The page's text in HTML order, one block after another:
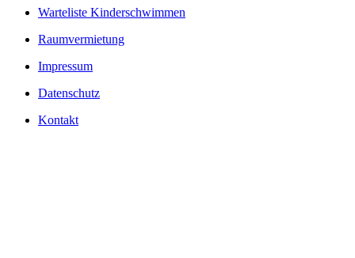
Warteliste Kinderschwimmen
Raumvermietung
Impressum
Datenschutz
Kontakt